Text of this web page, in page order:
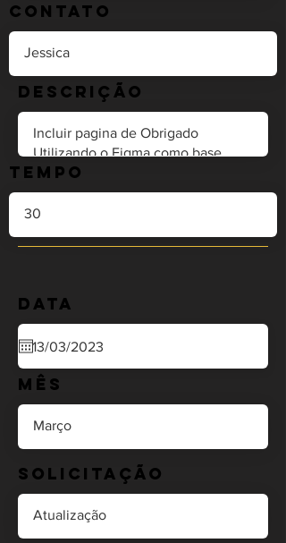
Contato
Descrição
Tempo
Data
Mês
Solicitação